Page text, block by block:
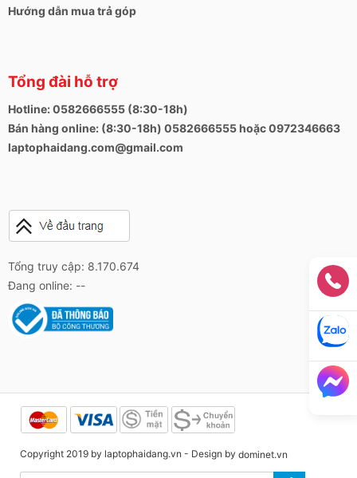
+ Website:https://laptophaidang.com
Hướng dẫn mua trả góp
Tổng đài hỗ trợ
Hotline: 0582666555 (8:30-18h)
Bán hàng online: (8:30-18h) 0582666555 hoặc 0972346663
laptophaidang.com@gmail.com
Tổng truy cập: 8.170.674
Đang online: --
Copyright 2019 by laptophaidang.vn - Design by dominet.vn